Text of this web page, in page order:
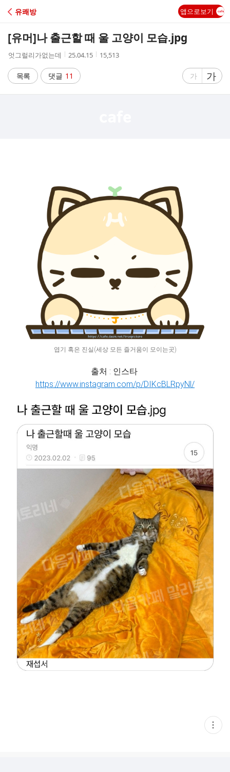
C
A
유쾌방 앱으로보기
[유머]나 출근할 때 울 고양이 모습.jpg
작
자
엇그럴리가없는데
작
시
간
25.04.15
조
15,513
목록 댓글 11
글
가
글
자
가
엽기 혹은 진실(세상 모든 즐거움이 모이는곳)
출처 : 인스타
https://www.instagram.com/p/DIKcBLRpyNl/
현
재